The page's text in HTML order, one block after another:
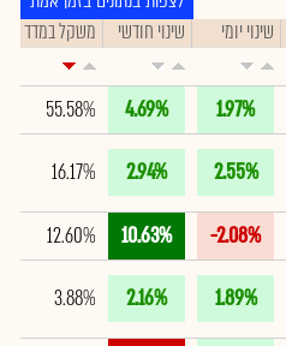
שינוי יומי שינוי חודשי משקל במדד
1.97%
4.69%
55.58%
2.55%
2.94%
16.17%
-2.08%
10.63%
12.60%
1.89%
2.16%
3.88%